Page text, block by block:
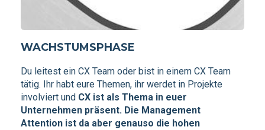
WACHSTUMSPHASE
Du leitest ein CX Team oder bist in einem CX Team
tätig. Ihr habt eure Themen, ihr werdet in Projekte
involviert und CX ist als Thema in euer
Unternehmen präsent. Die Management
Attention ist da aber genauso die hohen